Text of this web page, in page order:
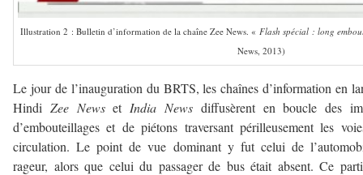
Illustration 2 : Bulletin d’information de la chaîne Zee News. « Flash spécial : long
News, 2013)
Le jour de l’inauguration du BRTS, les chaînes d’information en
Hindi Zee Newset India News diffusèrent en boucle des
d’embouteillages et de piétons traversant périlleusement les
circulation. Le point de vue dominant y fut celui de
rageur, alors que celui du passager de bus était absent. Ce